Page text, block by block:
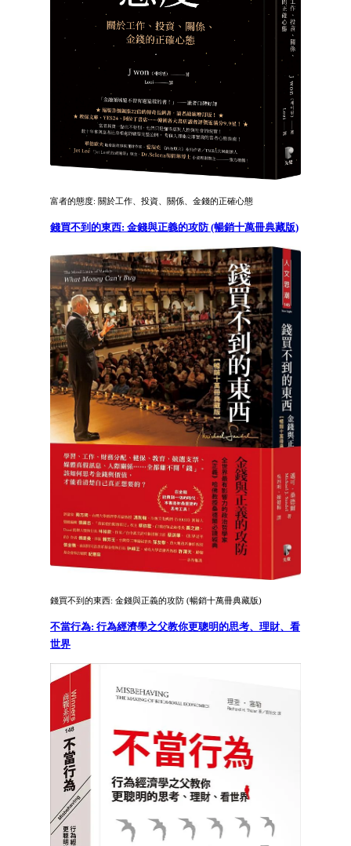
富者的態度: 關於工作、投資、關係、金錢的正確心態
錢買不到的東西: 金錢與正義的攻防 (暢銷十萬冊典藏版)
錢買不到的東西: 金錢與正義的攻防 (暢銷十萬冊典藏版)
不當行為: 行為經濟學之父教你更聰明的思考、理財、看
世界